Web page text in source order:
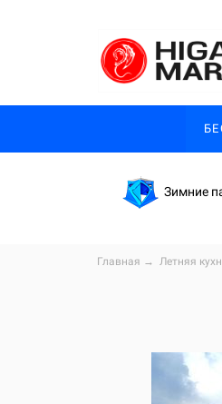
Зимние
Главная → Летняя